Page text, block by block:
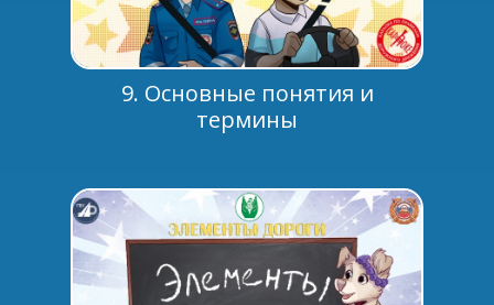
9. Основные понятия и
термины